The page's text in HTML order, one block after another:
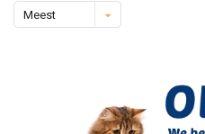
Meest